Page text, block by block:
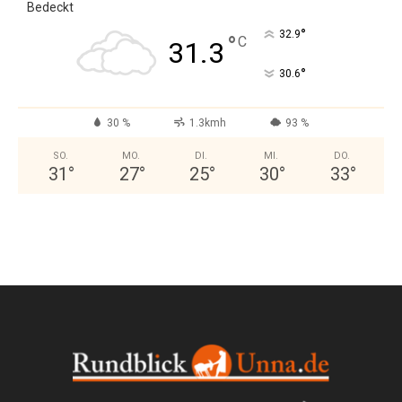
Bedeckt
31.3 °C 32.9°
30.6°
30 % 1.3kmh 93 %
SO.
31 °
MO.
27°
DI.
25°
MI.
30°
DO.
33°